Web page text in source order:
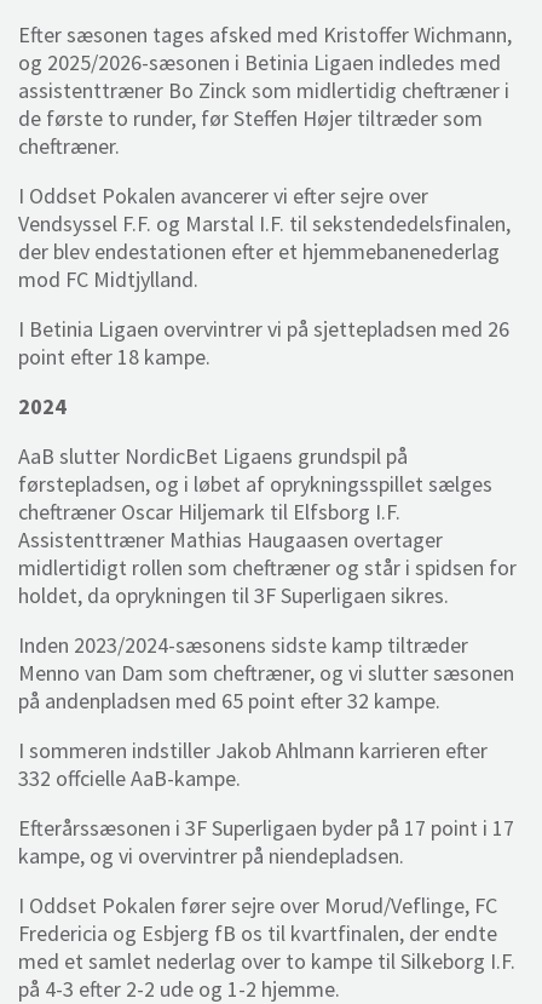
Efter sæsonen tages afsked med Kristoffer Wichmann,
og 2025/2026-sæsonen i Betinia Ligaen indledes med
assistenttræner Bo Zinck som midlertidig cheftræner i
de første to runder, før Steffen Højer tiltræder som
cheftræner.
I Oddset Pokalen avancerer vi efter sejre over
Vendsyssel F.F. og Marstal I.F. til sekstendedelsfinalen,
der blev endestationen efter et hjemmebanenederlag
mod FC Midtjylland.
I Betinia Ligaen overvintrer vi på sjettepladsen med 26
point efter 18 kampe.
2024
AaB slutter NordicBet Ligaens grundspil på
førstepladsen, og i løbet af oprykningsspillet sælges
cheftræner Oscar Hiljemark til Elfsborg I.F.
Assistenttræner Mathias Haugaasen overtager
midlertidigt rollen som cheftræner og står i spidsen for
holdet, da oprykningen til 3F Superligaen sikres.
Inden 2023/2024-sæsonens sidste kamp tiltræder
Menno van Dam som cheftræner, og vi slutter sæsonen
på andenpladsen med 65 point efter 32 kampe.
I sommeren indstiller Jakob Ahlmann karrieren efter
332 offcielle AaB-kampe.
Efterårssæsonen i 3F Superligaen byder på 17 point i 17
kampe, og vi overvintrer på niendepladsen.
I Oddset Pokalen fører sejre over Morud/Veflinge, FC
Fredericia og Esbjerg fB os til kvartfinalen, der endte
med et samlet nederlag over to kampe til Silkeborg I.F.
på 4-3 efter 2-2 ude og 1-2 hjemme.